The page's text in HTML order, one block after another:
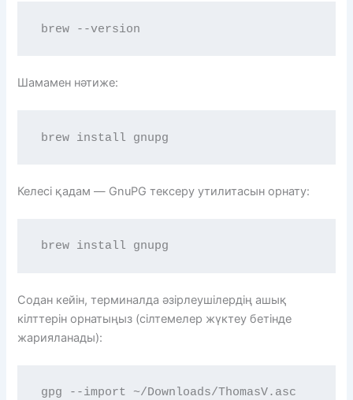
brew --version
Шамамен нәтиже:
brew install gnupg
Келесі қадам — ​​GnuPG тексеру утилитасын орнату:
brew install gnupg
Содан кейін, терминалда әзірлеушілердің ашық
кілттерін орнатыңыз (сілтемелер жүктеу бетінде
жарияланады):
gpg --import ~/Downloads/ThomasV.asc